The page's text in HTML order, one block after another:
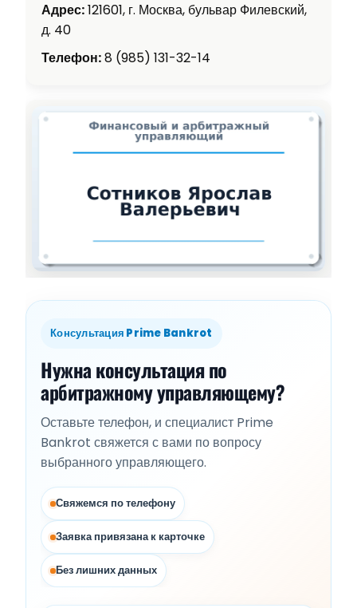
Адрес:121601, г. Москва, бульвар Филевский,
д. 40
Телефон:8 (985) 131-32-14
Консультация Prime Bankrot
Нужна консультация по
арбитражному управляющему?
Оставьте телефон, и специалист Prime
Bankrot свяжется с вами по вопросу
выбранного управляющего.
Свяжемся по телефону
Заявка привязана к карточке
Без лишних данных